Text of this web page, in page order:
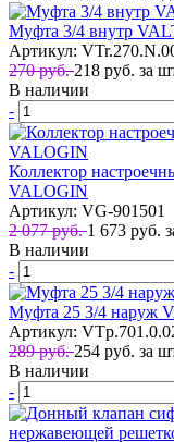
Муфта 3/4 внутр
Артикул:
270 руб.218 руб. за
В наличии
-
Коллектор
VALOGIN
Артикул: VG-901501
2 077 руб.1 673 руб.
В наличии
-
Муфта 25 3/4 наруж
Артикул:
289 руб.254 руб. за
В наличии
-